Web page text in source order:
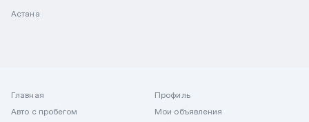
Астана
Главная
Авто с пробегом
Профиль
Мои объявления